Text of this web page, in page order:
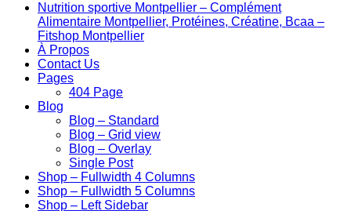
Nutrition sportive Montpellier – Complément
Alimentaire Montpellier, Protéines, Créatine, Bcaa –
Fitshop Montpellier
À Propos
Contact Us
Pages
404 Page
Blog
Blog – Standard
Blog – Grid view
Blog – Overlay
Single Post
Shop – Fullwidth 4 Columns
Shop – Fullwidth 5 Columns
Shop – Left Sidebar